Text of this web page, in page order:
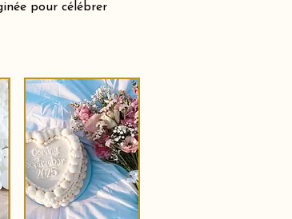
pour célébrer